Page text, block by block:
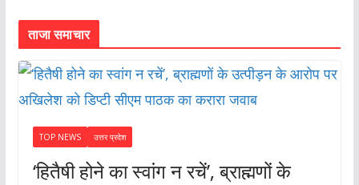
ताजा समाचार
TOP NEWS उत्तर प्रदेश
‘हितैषी होने का स्वांग न रचें’, ब्राह्मणों के